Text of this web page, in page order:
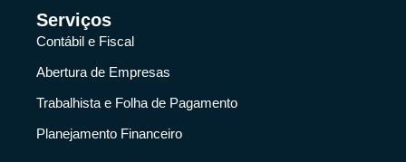
Serviços
Contábil e Fiscal
Abertura de Empresas
Trabalhista e Folha de Pagamento
Planejamento Financeiro